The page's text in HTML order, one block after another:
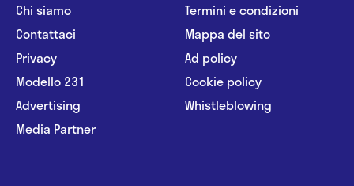
Chi siamo
Contattaci
Privacy
Modello 231
Advertising
Media Partner
Termini e condizioni
Mappa del sito
Ad policy
Cookie policy
Whistleblowing